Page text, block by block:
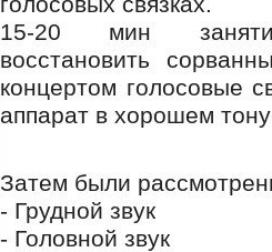
15-20 мин
восстановить
концертом голосовые
аппарат в хорошем
Затем были
- Грудной звук
- Головной звук